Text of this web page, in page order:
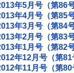
年5月号（第86号
年4月号（第85号
年3月号（第84号
年2月号（第83号
年1月号（第82号
年12月号（第81
年11月号（第80